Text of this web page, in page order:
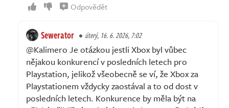
Odpovědět
Sewerator úterý, 16. 6. 2026, 7:02
@Kalimero Je otázkou jestli Xbox byl vůbec
nějakou konkurencí v posledních letech pro
Playstation, jelikož všeobecně se ví, že Xbox za
Playstationem vždycky zaostával a to od dost v
posledních letech. Konkurence by měla být na